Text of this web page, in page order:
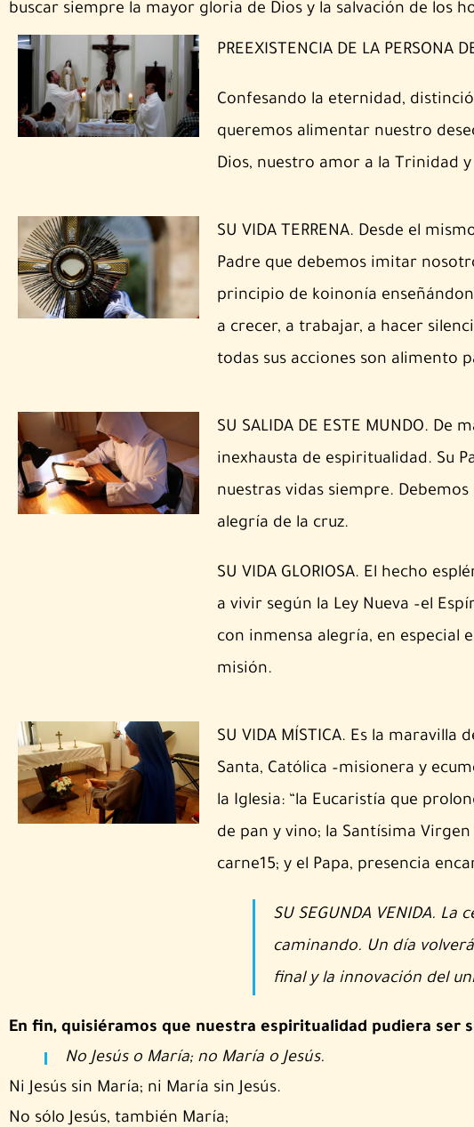
buscar siempre la mayor gloria de Dios y la salvación de los
PREEXISTENCIA DE LA PERSONA
Confesando la eternidad,
queremos alimentar nuestro
Dios, nuestro amor a la Trinidad
SU VIDA TERRENA. Desde el
Padre que debemos imitar
principio de koinonía
a crecer, a trabajar, a hacer
todas sus acciones son alimento
SU SALIDA DE ESTE MUNDO.
inexhausta de espiritualidad. Su
nuestras vidas siempre.
alegría de la cruz.
SU VIDA GLORIOSA. El hecho
a vivir según la Ley Nueva –el
con inmensa alegría, en especial
misión.
SU VIDA MÍSTICA. Es la
Santa, Católica –misionera y
la Iglesia: “la Eucaristía que
de pan y vino; la Santísima
carne15; y el Papa, presencia
SU SEGUNDA VENIDA.
caminando. Un día
final y la innovación del
En fin, quisiéramos que nuestra espiritualidad pudiera ser
No Jesús o María; no María o Jesús.
Ni Jesús sin María; ni María sin Jesús.
No sólo Jesús, también María;